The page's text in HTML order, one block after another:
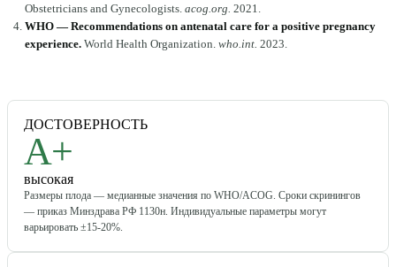
Obstetricians and Gynecologists acog.org 2021
WHO — Recommendations on antenatal care for a positive pregnancy
experience. World Health Organization who.int 2023
ДОСТОВЕРНОСТЬ
A+
высокая
Размеры плода — медианные значения по WHO/ACOG. Сроки скринингов
— приказ Минздрава РФ 1130н. Индивидуальные параметры могут
варьировать ±15-20%.